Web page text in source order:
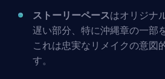
ストーリーペースはオリジナ
遅い部分、特に沖縄章の一部
これは忠実なリメイクの意図
す。